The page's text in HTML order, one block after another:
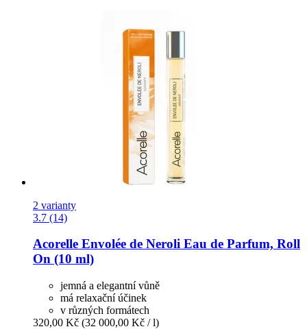
2 varianty
3.7 (14)
Acorelle Envolée de Neroli Eau de Parfum, Roll
On (10 ml)
jemná a elegantní vůně
má relaxační účinek
v různých formátech
320,00 Kč (32 000,00 Kč / l)